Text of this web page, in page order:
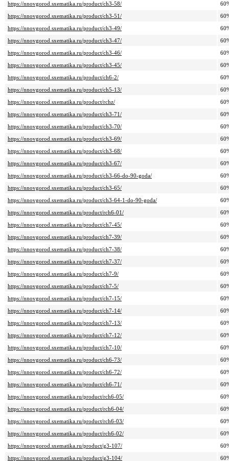
https://nnovgorod.sxematika.ru/product/ch3-58/
https://nnovgorod.sxematika.ru/product/ch3-51/
https://nnovgorod.sxematika.ru/product/ch3-49/
https://nnovgorod.sxematika.ru/product/ch3-47/
https://nnovgorod.sxematika.ru/product/ch3-46/
https://nnovgorod.sxematika.ru/product/ch3-45/
https://nnovgorod.sxematika.ru/product/ch6-2/
https://nnovgorod.sxematika.ru/product/ch5-13/
https://nnovgorod.sxematika.ru/product/rchz/
https://nnovgorod.sxematika.ru/product/ch3-71/
https://nnovgorod.sxematika.ru/product/ch3-70/
https://nnovgorod.sxematika.ru/product/ch3-69/
https://nnovgorod.sxematika.ru/product/ch3-68/
https://nnovgorod.sxematika.ru/product/ch3-67/
https://nnovgorod.sxematika.ru/product/ch3-66-do-90-goda/
https://nnovgorod.sxematika.ru/product/ch3-65/
https://nnovgorod.sxematika.ru/product/ch3-64-1-do-90-goda/
https://nnovgorod.sxematika.ru/product/rch6-01/
https://nnovgorod.sxematika.ru/product/ch7-45/
https://nnovgorod.sxematika.ru/product/ch7-39/
https://nnovgorod.sxematika.ru/product/ch7-38/
https://nnovgorod.sxematika.ru/product/ch7-37/
https://nnovgorod.sxematika.ru/product/ch7-9/
https://nnovgorod.sxematika.ru/product/ch7-5/
https://nnovgorod.sxematika.ru/product/ch7-15/
https://nnovgorod.sxematika.ru/product/ch7-14/
https://nnovgorod.sxematika.ru/product/ch7-13/
https://nnovgorod.sxematika.ru/product/ch7-12/
https://nnovgorod.sxematika.ru/product/ch7-10/
https://nnovgorod.sxematika.ru/product/ch6-73/
https://nnovgorod.sxematika.ru/product/ch6-72/
https://nnovgorod.sxematika.ru/product/ch6-71/
https://nnovgorod.sxematika.ru/product/rch6-05/
https://nnovgorod.sxematika.ru/product/rch6-04/
https://nnovgorod.sxematika.ru/product/rch6-03/
https://nnovgorod.sxematika.ru/product/rch6-02/
https://nnovgorod.sxematika.ru/product/g3-107/
https://nnovgorod.sxematika.ru/product/g3-104/